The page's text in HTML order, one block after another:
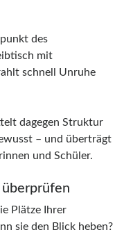
des
mit
schnell Unruhe
dagegen Struktur
– und überträgt
und Schüler.
Plätze Ihrer
sie den Blick heben?